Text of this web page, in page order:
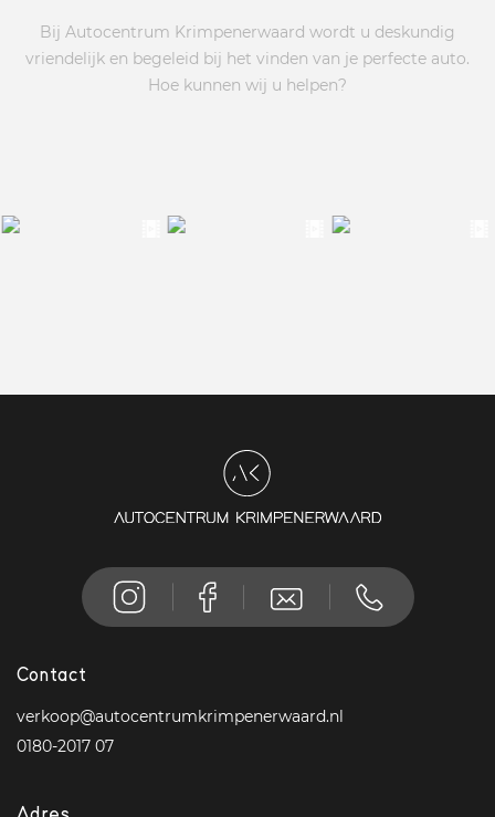
Bij Autocentrum Krimpenerwaard wordt u deskundig
vriendelijk en begeleid bij het vinden van je perfecte auto.
Hoe kunnen wij u helpen?
Contact
verkoop@autocentrumkrimpenerwaard.nl
0180-2017 07